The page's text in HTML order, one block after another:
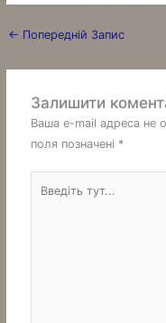
← Попередній Запис
Залишити
Ваша e-mail адреса не
поля позначені *